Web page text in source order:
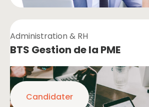
Administration & RH
BTS Gestion de la PME
Candidater